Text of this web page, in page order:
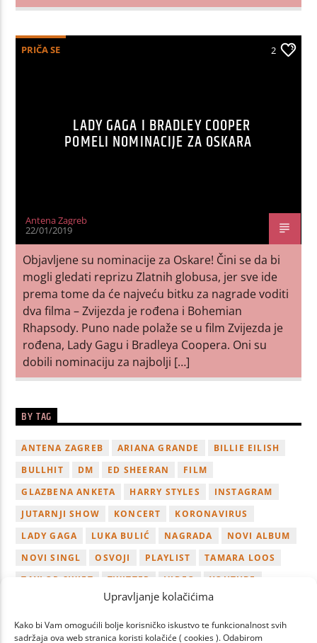
Upravljanje kolačićima
Kako bi Vam omogućili bolje korisničko iskustvo te funkcionalnost svih
sadržaja ova web stranica koristi kolačiće ( cookies ). Odabirom
PRIČA SE 2
LADY GAGA I BRADLEY COOPER
POMELI NOMINACIJE ZA OSKARA
Antena Zagreb
22/01/2019
Objavljene su nominacije za Oskare! Čini se da bi
mogli gledati reprizu Zlatnih globusa, jer sve ide
prema tome da će najveću bitku za nagrade voditi
dva filma – Zvijezda je rođena i Bohemian
Rhapsody. Puno nade polaže se u film Zvijezda je
rođena, Lady Gagu i Bradleya Coopera. Oni su
dobili nominaciju za najbolji […]
BY TAG
ANTENA ZAGREB ARIANA GRANDE
BILLIE EILISH
BULLHIT
DM ED SHEERAN
FILM
GLAZBENA ANKETA
HARRY STYLES
INSTAGRAM
JUTARNJI SHOW
KONCERT
KORONAVIRUS
LADY GAGA
LUKA BULIĆ NAGRADA
NOVI ALBUM
NOVI SINGL
OSVOJI PLAYLIST
TAMARA LOOS
TAYLOR SWIFT
TWITTER VIDEO
YOUTUBE